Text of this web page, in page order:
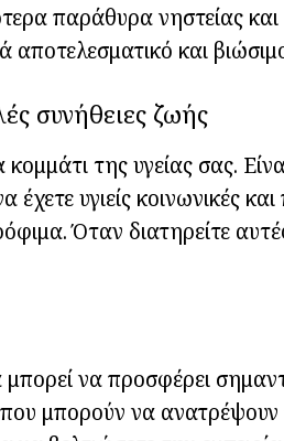
παράθυρα νηστείας
αποτελεσματικό και
συνήθειες ζωής
κομμάτι της υγείας σας.
έχετε υγιείς κοινωνικές
Όταν διατηρείτε αυτές
μπορεί να προσφέρει
μπορούν να